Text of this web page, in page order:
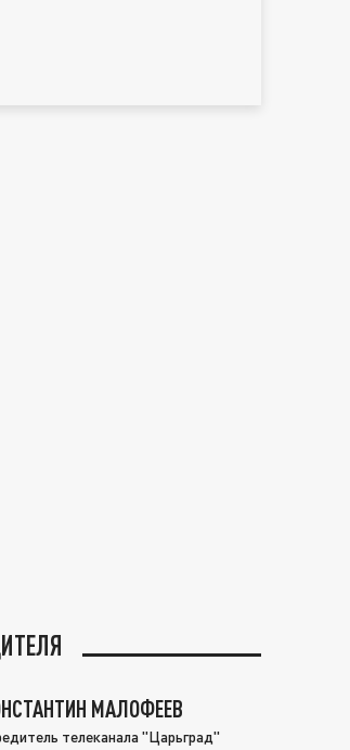
МАЛОФЕЕВ
телеканала "Царьград"